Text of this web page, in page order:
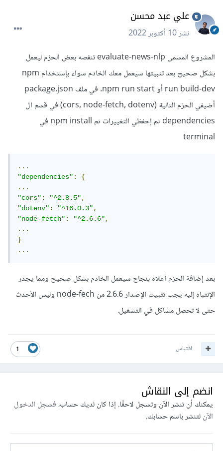
علي عبد محسن
نشر10 أكتوبر 2022
المشروع المسمى evaluate-news-nlp تنقصه بعض الحزم ليعمل
بشكل صحيح بعد تثبيتها سيعمل معك الخادم سواء بإستخدام npm
run build-dev أو npm run start. في ملف package.json
أضيفي الحزم التالية (cors, node-fetch, dotenv) في قسم ال
dependencies ثم إحفظي التغييرات ثم npm install في
terminal
...
"dependencies":
{
...
"cors": "^2.8.5",
"dotenv": "^16.0.3",
"node-fetch": "^2.6.6",
...
}
...
بعد إضافة الحزم أعلاه بنجاح سيعمل الخادم بشكل صحيح ومما يجدر
الإنتباه إليه يجب تثبيت الإصدار 2.6.6 من node-fech وليس الأحدث
حتى لا تحصل مشاكل في التشغيل.
1 اقتباس
انضم إلى النقاش
يمكنك أن تنشر الآن وتسجل لاحقًا. إذا كان لديك حساب،فسجل الدخول
الآنلتنشر باسم حسابك.